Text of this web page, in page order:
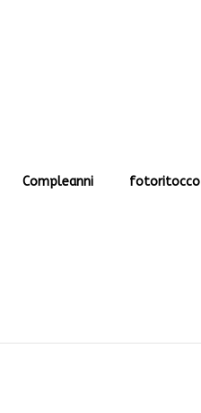
Compleanni fotoritocco